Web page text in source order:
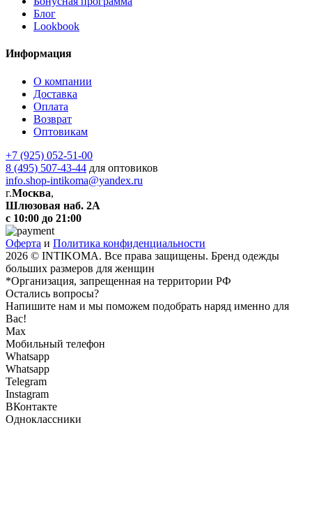
Блог
Lookbook
Информация
О компании
Доставка
Оплата
Возврат
Оптовикам
+7 (925) 052-51-00
8 (495) 507-43-44 для оптовиков
info.shop-intikoma@yandex.ru
г.Москва,
Шлюзовая наб. 2А
с 10:00 до 21:00
Оферта и Политика конфиденциальности
2026 © INTIKOMA. Все права защищены. Бренд одежды
больших размеров для женщин
*Организация, запрещенная на территории РФ
Остались вопросы?
Напишите нам и мы поможем подобрать наряд именно для
Вас!
Max
Мобильный телефон
Whatsapp
Whatsapp
Telegram
Instagram
ВКонтакте
Одноклассники